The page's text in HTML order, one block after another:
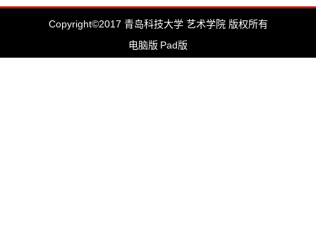
Copyright©2017 青岛科技大学 艺术学院 版权所有
电脑版 Pad版